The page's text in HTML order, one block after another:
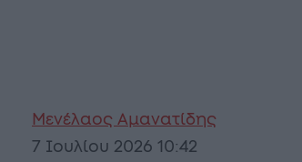
Μενέλαος Αμανατίδης
7 Ιουλίου 2026 10:42